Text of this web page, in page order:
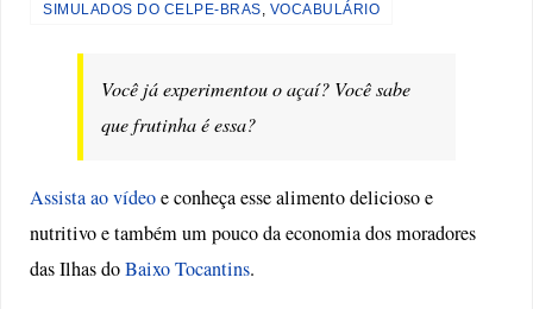
SIMULADOS DO CELPE-BRAS, VOCABULÁRIO
Você já experimentou o açaí? Você sabe
que frutinha é essa?
Assista ao vídeoe conheça esse alimento delicioso e
nutritivo e também um pouco da economia dos moradores
das Ilhas doBaixo Tocantins.